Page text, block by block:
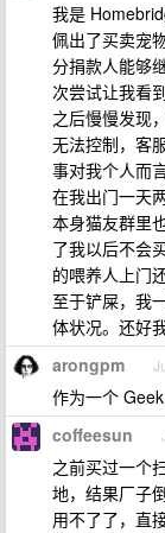
我是
佩出了买卖宠
分捐款人能够
次尝试让我看
之后慢慢发现
无法控制，客
事对我个人而
在我出门一天
本身猫友群里
了我以后不会
的喂养人上门
至于铲屎，我
体状况。还好
arongpm
作为一个
coffeesun
之前买过一个
地，结果厂子
用不了了，直